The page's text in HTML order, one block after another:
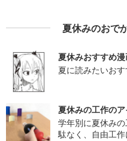
夏休みのおで
夏休みおすすめ
夏に読みたいお
夏休みの工作の
学年別に夏休み
駄なく、自由工作